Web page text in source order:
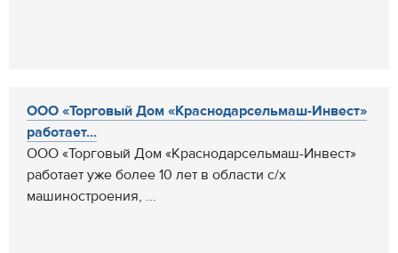
ООО «Торговый Дом «Краснодарсельмаш-Инвест»
работает...
ООО «Торговый Дом «Краснодарсельмаш-Инвест»
работает уже более 10 лет в области с/х
машиностроения, ...